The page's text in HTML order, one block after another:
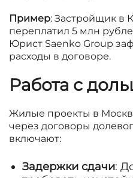
Пример: Застройщик в
переплатил 5 млн
Юрист Saenko Group
расходы в договоре.
Работа с
Жилые проекты в
через договоры
включают:
Задержки сдачи: